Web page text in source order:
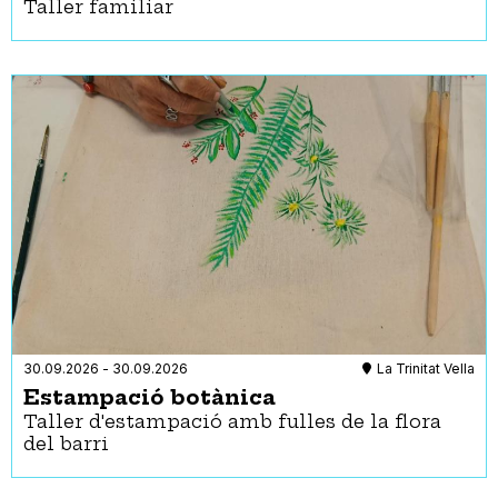
Art
Castells
Circ
Concentracions
Foc
Jocs
Jornada
Manifestació
Ràdio
Sant Martí
Sants-Montjuïc
Sarrià-Sant Gervasi
Taller familiar
30.09.2026 - 30.09.2026 La Trinitat Vella
Estampació botànica
Taller d'estampació amb fulles de la flora
del barri